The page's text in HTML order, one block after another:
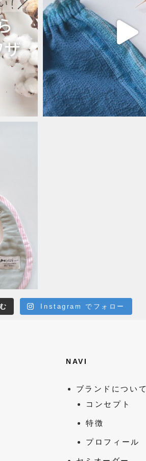
Instagram でフォロー
NAVI
ブランドについて
コンセプト
特徴
プロフィール